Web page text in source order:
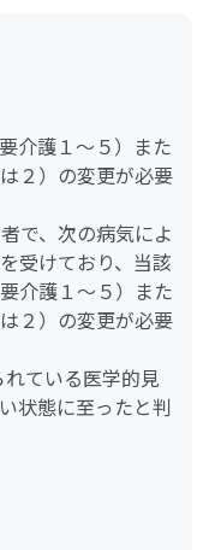
介護１～５）また
２）の変更が必要
で、次の病気によ
受けており、当該
介護１～５）また
２）の変更が必要
ている医学的見
状態に至ったと判